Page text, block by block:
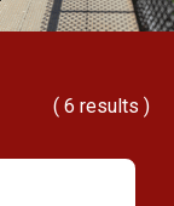
( 6 results )